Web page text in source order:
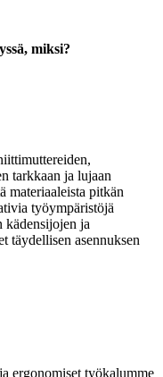
miksi?
tarkkaan ja lujaan
materiaaleista pitkän
työympäristöjä
kädensijojen ja
täydellisen asennuksen
ergonomiset työkalumme